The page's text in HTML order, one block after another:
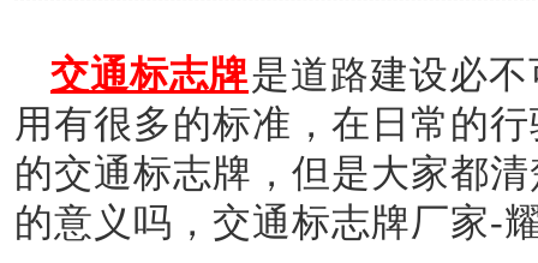
交通标志牌是道路建设必
用有很多的标准，在日常的
的交通标志牌，但是大家都
的意义吗，交通标志牌厂家-